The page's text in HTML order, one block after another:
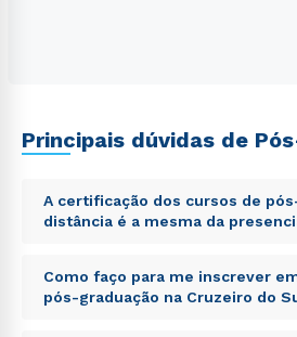
Principais dúvidas de
A certificação dos cursos de
distância é a mesma da
Sed ut perspiciatis unde omnis
voluptatem accusantium
totam rem aperiam, eaque ipsa
Como faço para me inscrever
pós-graduação na Cruzeiro do